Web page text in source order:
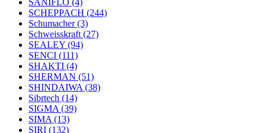
SANIFLO (4)
SCHEPPACH (244)
Schumacher(3)
Schweisskraft (27)
SEALEY (94)
SENCI (111)
SHAKTI (4)
SHERMAN (51)
SHINDAIWA (38)
Sibrtech (14)
SIGMA (39)
SIMA (13)
SIRI (132)